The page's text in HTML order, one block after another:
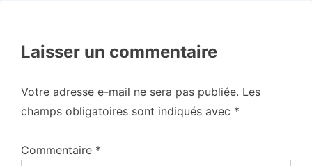
Laisser un commentaire
Votre adresse e-mail ne sera pas publiée. Les
champs obligatoires sont indiqués avec *
Commentaire *